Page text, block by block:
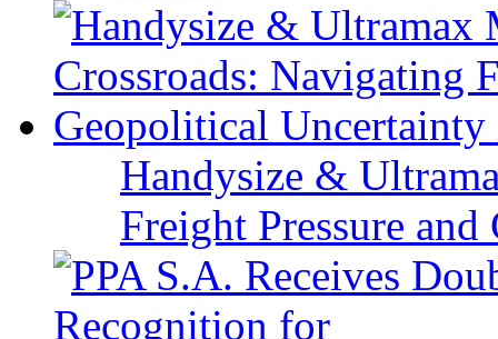
Handysize &
Freight Pressure